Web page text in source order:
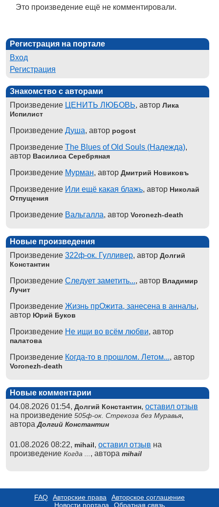
Это произведение ещё не комментировали.
Регистрация на портале
Вход
Регистрация
Знакомство с авторами
Произведение ЦЕНИТЬ ЛЮБОВЬ, автор Лика
Испилист
Произведение Душа, автор pogost
Произведение The Blues of Old Souls (Надежда),
автор Василиса Серебряная
Произведение Мурман, автор Дмитрий Новиковъ
Произведение Или ещё какая блажь, автор Николай
Отпущения
Произведение Вальгалла, автор Voronezh-death
Новые произведения
Произведение 322ф-ок. Гулливер, автор Долгий
Константин
Произведение Следует заметить..., автор Владимир
Лучит
Произведение Жизнь прОжита, занесена в анналы,
автор Юрий Буков
Произведение Не ищи во всём любви, автор
палатова
Произведение Когда-то в прошлом. Летом..., автор
Voronezh-death
Новые комментарии
04.08.2026 01:54, Долгий Константин, оставил отзыв
на произведение 505ф-ок. Стрекоза без Муравья,
автораДолгий Константин
01.08.2026 08:22, mihail, оставил отзыв на
произведение Когда ... , автора mihail
FAQ Авторские права
Авторское соглашение
Новости портала
Обратная связь